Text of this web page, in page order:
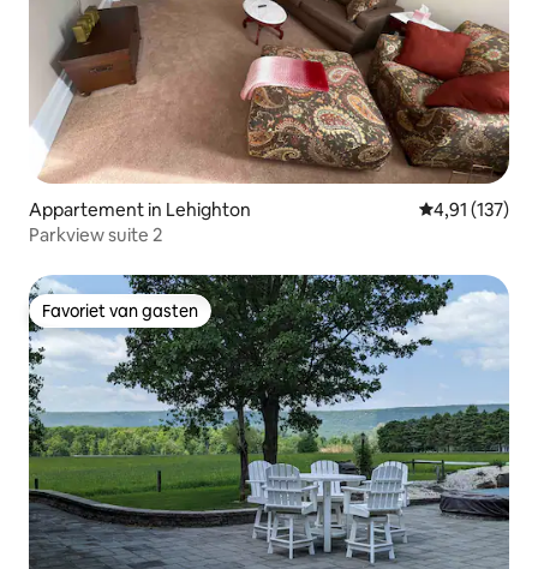
Appartement in Lehighton Gemiddelde
4,91 (137)
Parkview suite 2
Favoriet van gasten
Favoriet van gasten